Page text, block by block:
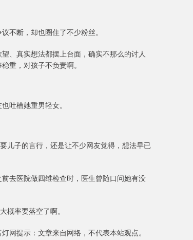
不断，却也圈住了不少粉丝。
、真实想法都摆上台面，确实不那么的讨人
重，对孩子不负责啊。
吐槽她重男轻女。
儿子的言行，还是让不少网友觉得，想法早已
去医院做四维检查时，医生曾随口问她有没
概率要落空了啊。
灯网提示：文章来自网络，不代表本站观点。